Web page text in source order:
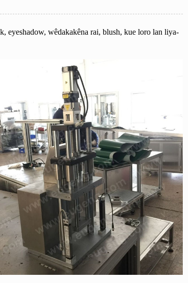
eyeshadow, wêdakakêna rai, blush, kue loro lan liya-